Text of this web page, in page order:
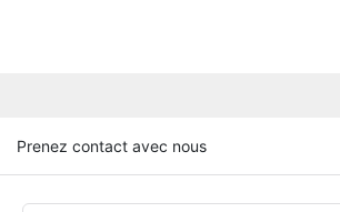
Prenez contact avec nous